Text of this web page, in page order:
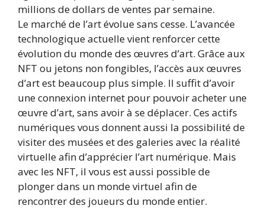
millions de dollars de ventes par semaine.
Le marché de l’art évolue sans cesse. L’avancée
technologique actuelle vient renforcer cette
évolution du monde des œuvres d’art. Grâce aux
NFT ou jetons non fongibles, l’accès aux œuvres
d’art est beaucoup plus simple. Il suffit d’avoir
une connexion internet pour pouvoir acheter une
œuvre d’art, sans avoir à se déplacer. Ces actifs
numériques vous donnent aussi la possibilité de
visiter des musées et des galeries avec la réalité
virtuelle afin d’apprécier l’art numérique. Mais
avec les NFT, il vous est aussi possible de
plonger dans un monde virtuel afin de
rencontrer des joueurs du monde entier.